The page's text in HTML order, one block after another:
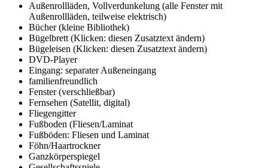
Außenrollläden, Vollverdunkelung (alle Fenster mit
Außenrollläden, teilweise elektrisch)
Bücher (kleine Bibliothek)
Bügelbrett (Klicken: diesen Zusatztext ändern)
Bügeleisen (Klicken: diesen Zusatztext ändern)
DVD-Player
Eingang: separater Außeneingang
familienfreundlich
Fenster (verschließbar)
Fernsehen (Satellit, digital)
Fliegengitter
Fußboden (Fliesen/Laminat
Fußböden: Fliesen und Laminat
Föhn/Haartrockner
Ganzkörperspiegel